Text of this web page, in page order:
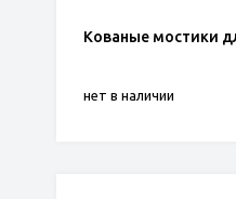
Кованые мостики
нет в наличии